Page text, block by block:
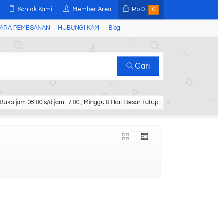
Kontak Kami Member Area Rp 0 0
PEMESANAN HUBUNGI KAMI Blog
Cari
Buka jam 08.00 s/d jam17.00 , Minggu & Hari Besar Tutup